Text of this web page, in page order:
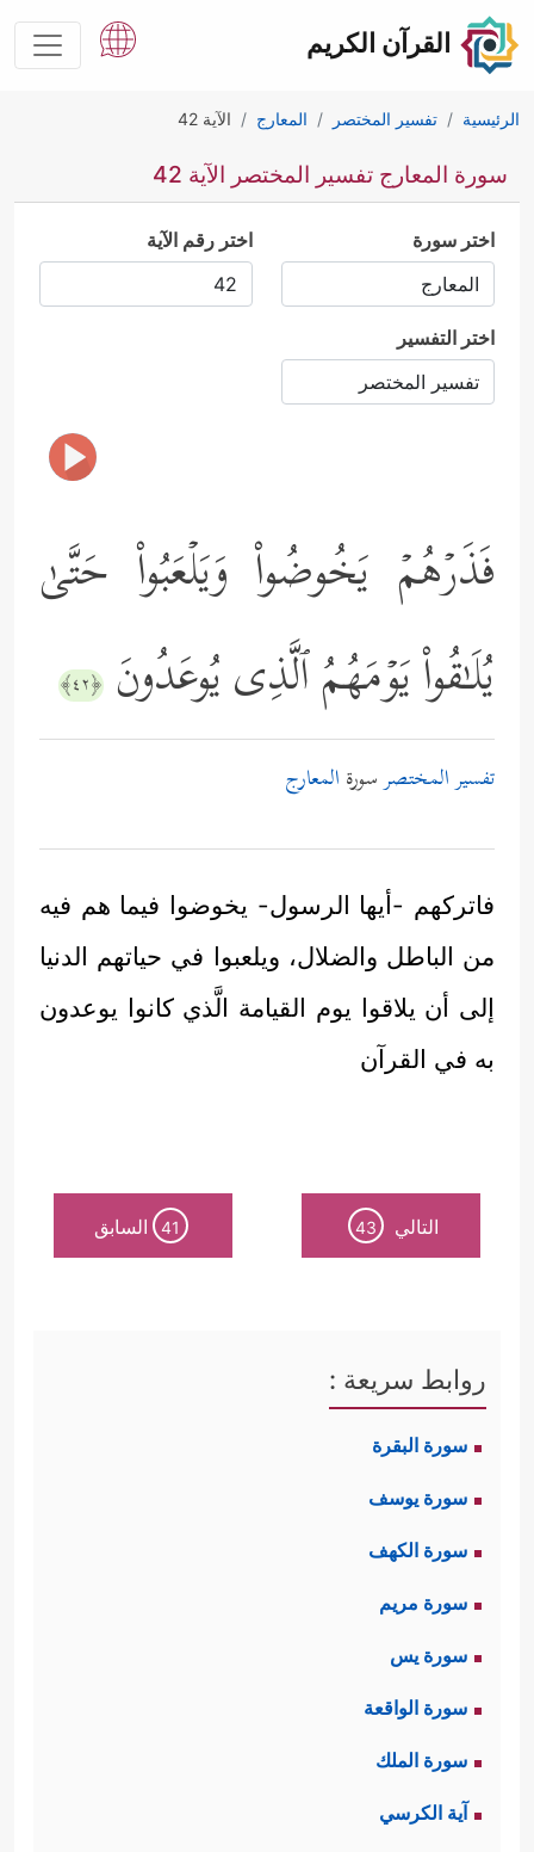
القرآن الكريم
الرئيسية تفسير المختصر المعارج الآية 42
سورة المعارج تفسير المختصر الآية 42
اختر سورة اختر رقم الآية
اختر التفسير
فَذَرۡهُمۡ یَخُوضُواْ وَیَلۡعَبُواْ حَتَّىٰ
یُلَـٰقُواْ یَوۡمَهُمُ ٱلَّذِی یُوعَدُونَ ﴿٤٢﴾
تفسير المختصرسورة المعارج
فاتركهم -أيها الرسول- يخوضوا فيما هم فيه
من الباطل والضلال، ويلعبوا في حياتهم الدنيا
إلى أن يلاقوا يوم القيامة الَّذي كانوا يوعدون
به في القرآن
التالي 43
41 السابق
روابط سريعة :
سورة البقرة
سورة يوسف
سورة الكهف
سورة مريم
سورة يس
سورة الواقعة
سورة الملك
آية الكرسي